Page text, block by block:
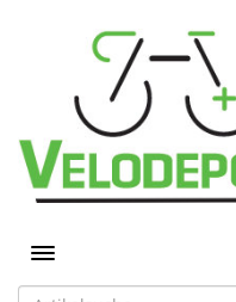
Toggle navigation